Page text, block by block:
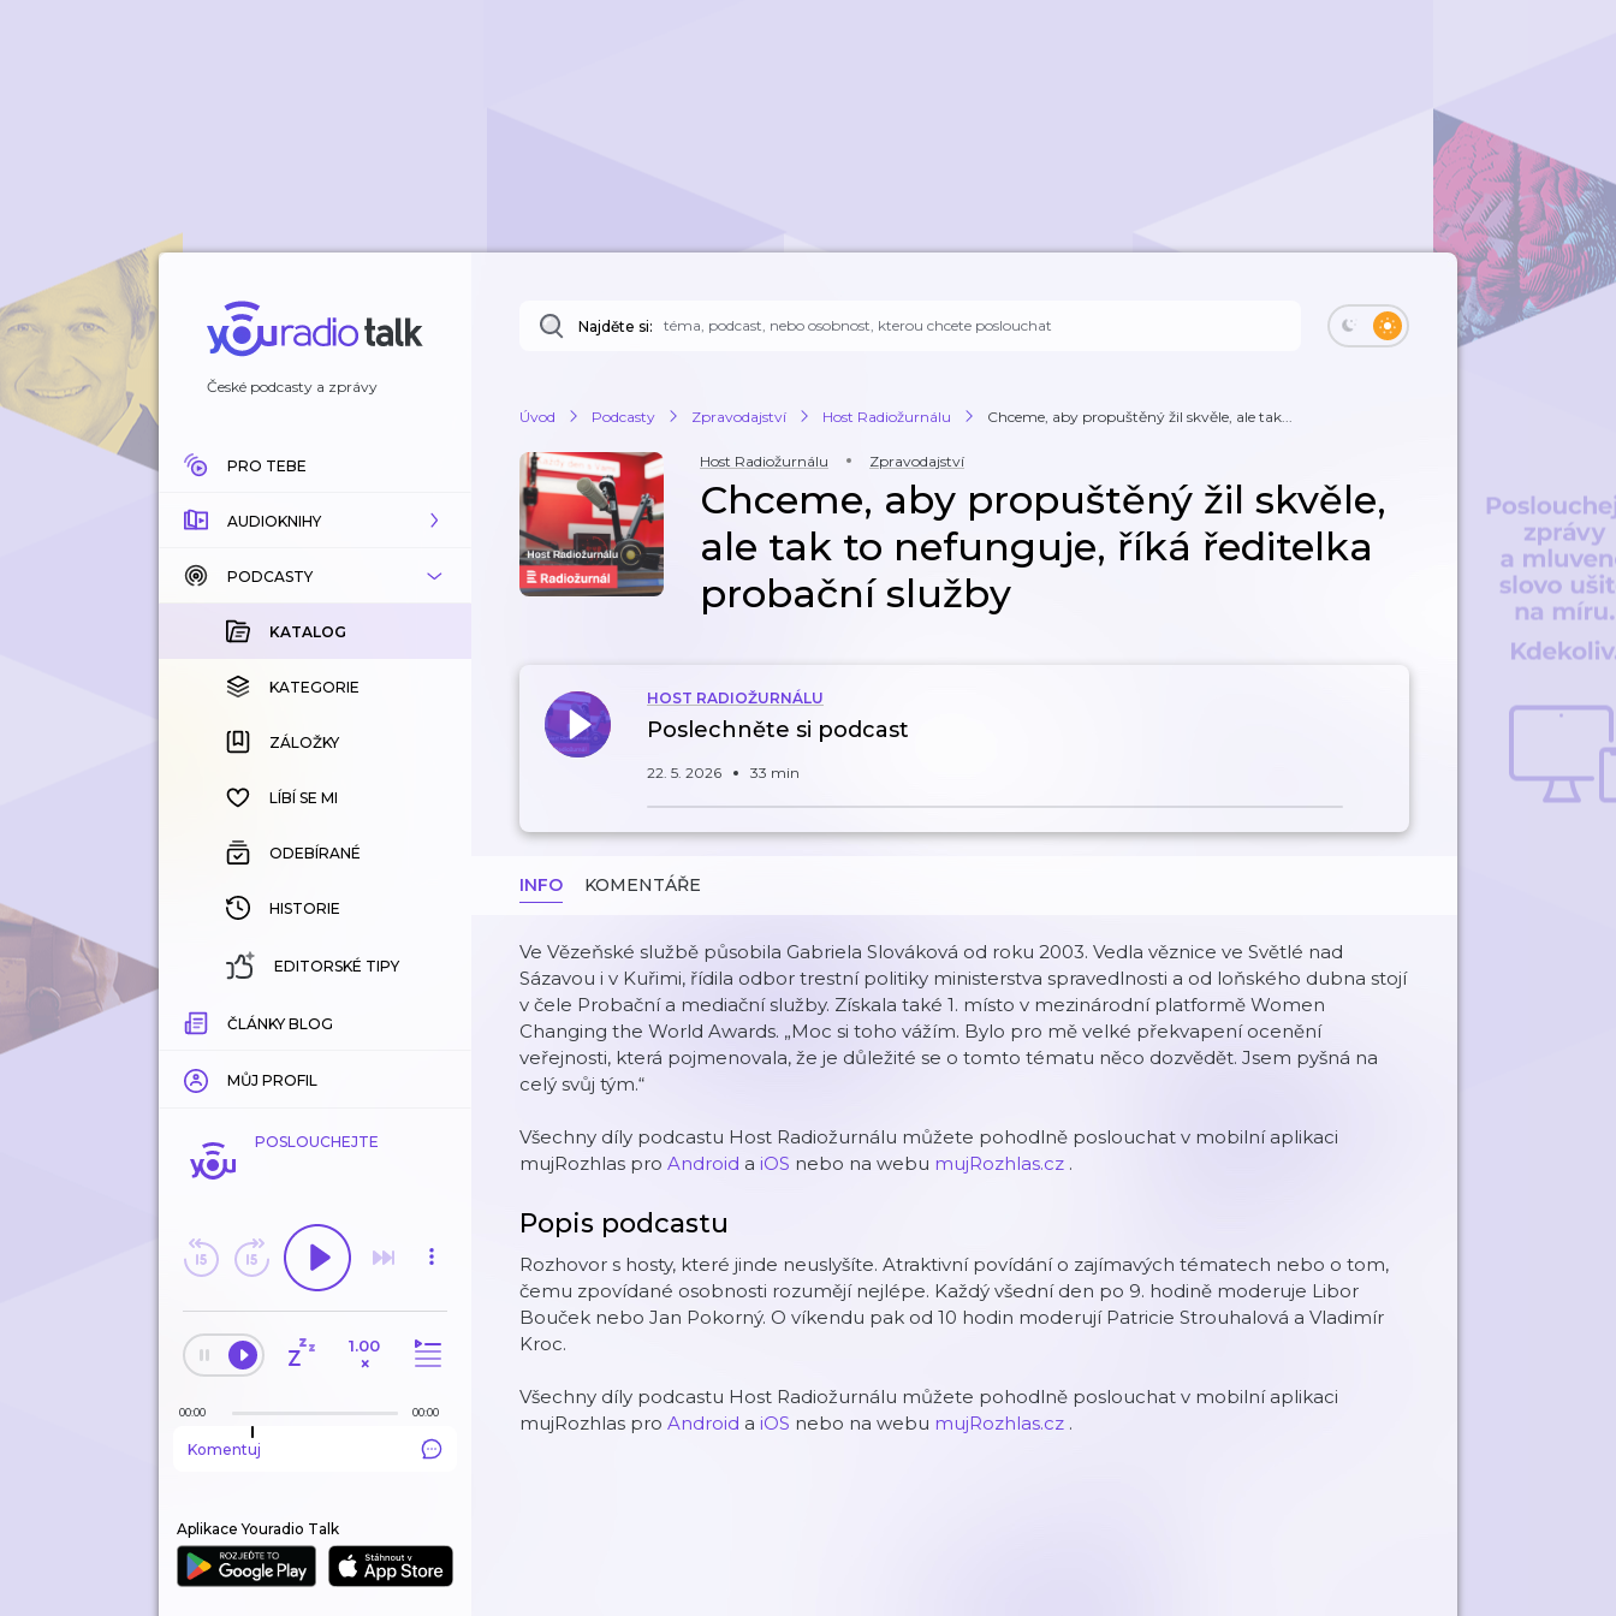
České podcasty a zprávy
PRO TEBE
AUDIOKNIHY
KATALOG
KOUPENÉ
KATEGORIE
ZÁLOŽKY
HISTORIE
PODCASTY
KATALOG
KATEGORIE
ZÁLOŽKY
LÍBÍ SE MI
ODEBÍRANÉ
HISTORIE
EDITORSKÉ TIPY
ČLÁNKY BLOG
MŮJ PROFIL
POSLOUCHEJTE
1.00
×
00:00 00:00
Komentuj
Aplikace Youradio Talk
Najděte si:
Úvod Podcasty Zpravodajství Host Radiožurnálu Chceme, aby propuštěný žil skvěle, ale tak...
Host Radiožurnálu Zpravodajství
Chceme, aby propuštěný žil skvěle,
ale tak to nefunguje, říká ředitelka
probační služby
HOST RADIOŽURNÁLU
Poslechněte si podcast
22. 5. 2026 33 min
INFO KOMENTÁŘE
Ve Vězeňské službě působila Gabriela Slováková od roku 2003. Vedla věznice ve Světlé nad
Sázavou i v Kuřimi, řídila odbor trestní politiky ministerstva spravedlnosti a od loňského dubna stojí
v čele Probační a mediační služby. Získala také 1. místo v mezinárodní platformě Women
Changing the World Awards. „Moc si toho vážím. Bylo pro mě velké překvapení ocenění
veřejnosti, která pojmenovala, že je důležité se o tomto tématu něco dozvědět. Jsem pyšná na
celý svůj tým.“
Všechny díly podcastu Host Radiožurnálu můžete pohodlně poslouchat v mobilní aplikaci
mujRozhlas pro Android a iOS nebo na webu mujRozhlas.cz .
Popis podcastu
Rozhovor s hosty, které jinde neuslyšíte. Atraktivní povídání o zajímavých tématech nebo o tom,
čemu zpovídané osobnosti rozumějí nejlépe. Každý všední den po 9. hodině moderuje Libor
Bouček nebo Jan Pokorný. O víkendu pak od 10 hodin moderují Patricie Strouhalová a Vladimír
Kroc.
Všechny díly podcastu Host Radiožurnálu můžete pohodlně poslouchat v mobilní aplikaci
mujRozhlas pro Android a iOS nebo na webu mujRozhlas.cz .